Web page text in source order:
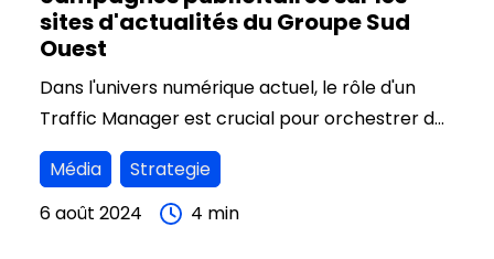
sites d'actualités du Groupe Sud
Ouest
Dans l'univers numérique actuel, le rôle d'un
Traffic Manager est crucial pour orchestrer des
campagnes publicitaires en ligne
performantes. Yoann, Traffic Manager au sein
de l'agence Eliette, incarne parfaitement cette
Média
Strategie
6 août 2024
4 min